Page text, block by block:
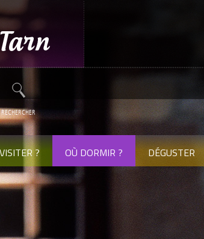
RECHERCHER
? OÙ DORMIR ? DÉGUSTER